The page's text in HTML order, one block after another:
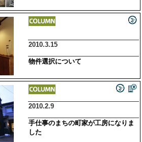
2010.3.15
物件選択について
2010.2.9
手仕事のまちの町家が工房になりま
した